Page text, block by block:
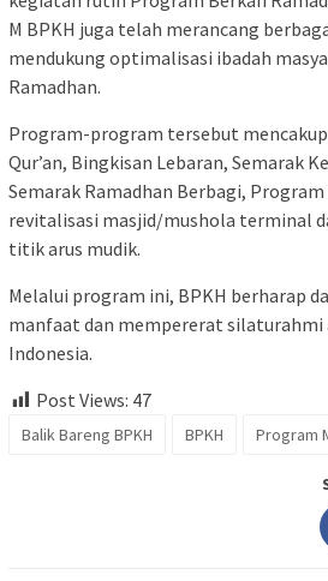
M BPKH juga telah merancang
mendukung optimalisasi ibadah
Ramadhan.
Program-program tersebut
Qur’an, Bingkisan Lebaran, Semarak
Semarak Ramadhan Berbagi,
revitalisasi masjid/mushola terminal
titik arus mudik.
Melalui program ini, BPKH berharap
manfaat dan mempererat
Indonesia.
Post Views: 47
Balik Bareng BPKH BPKH Program